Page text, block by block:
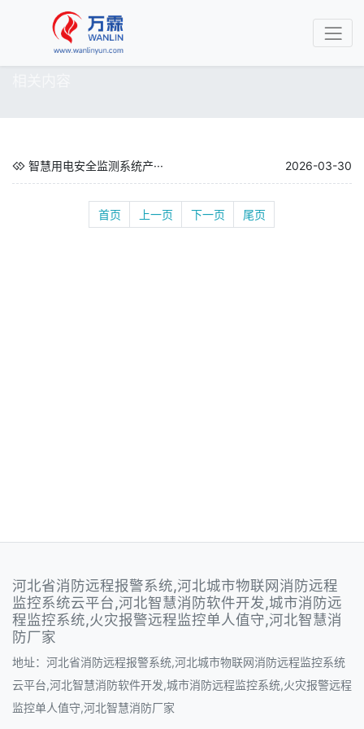
智慧用电安全监测系统产··· 2026-03-30
首页 上一页 下一页 尾页
河北省消防远程报警系统,河北城市物联网消防远程
监控系统云平台,河北智慧消防软件开发,城市消防远
程监控系统,火灾报警远程监控单人值守,河北智慧消
防厂家
地址：河北省消防远程报警系统,河北城市物联网消防远程监控系统
云平台,河北智慧消防软件开发,城市消防远程监控系统,火灾报警远程
监控单人值守,河北智慧消防厂家